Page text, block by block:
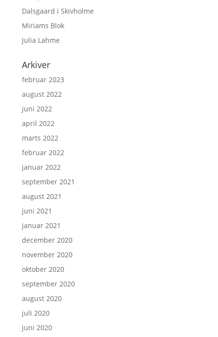
Dalsgaard i Skivholme
Miriams Blok
Julia Lahme
Arkiver
februar 2023
august 2022
juni 2022
april 2022
marts 2022
februar 2022
januar 2022
september 2021
august 2021
juni 2021
januar 2021
december 2020
november 2020
oktober 2020
september 2020
august 2020
juli 2020
juni 2020